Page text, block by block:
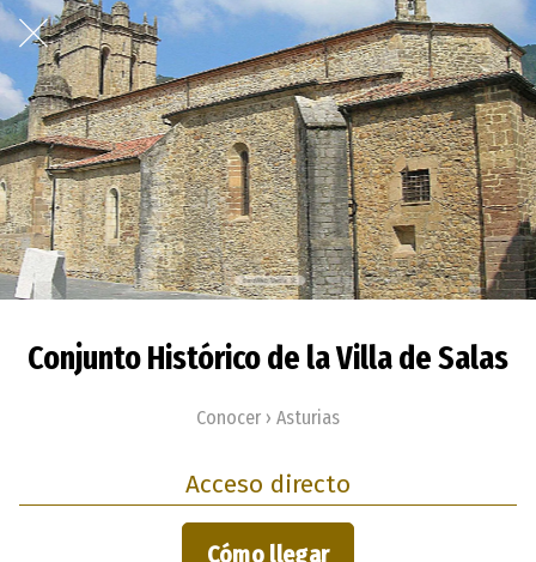
Conjunto Histórico de la Villa de Salas
Conocer › Asturias
Acceso directo
Cómo llegar